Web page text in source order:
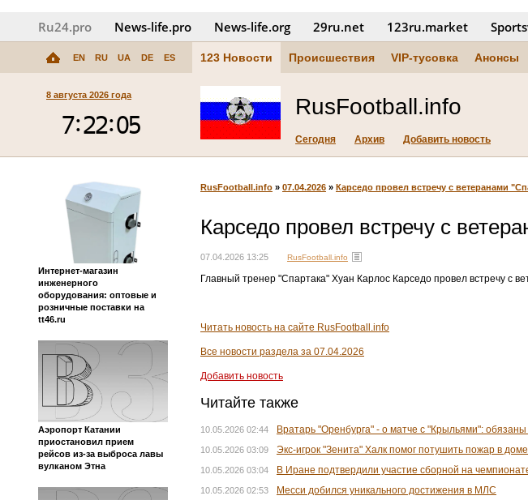
Ru24.pro News‑life.pro News‑life.org 29ru.net 123ru.market
EN RU UA DE ES 123 Новости Происшествия VIP-тусовка Анонсы
8 августа 2026 года RusFootball.info
Сегодня Архив Добавить новость
Интернет-магазин
инженерного
оборудования: оптовые и
розничные поставки на
tt46.ru
Аэропорт Катании
приостановил прием
рейсов из-за выброса лавы
вулканом Этна
RusFootball.info » 07.04.2026 » Карседо провел встречу с ветеранами
Карседо провел встречу с
07.04.2026 13:25 RusFootball.info
Главный тренер "Спартака" Хуан Карлос Карседо провел встречу с
Читать новость на сайте RusFootball.info
Все новости раздела за 07.04.2026
Добавить новость
Читайте также
10.05.2026 02:44 Вратарь "Оренбурга" - о матче с "Крыльями":
10.05.2026 03:09 Экс-игрок "Зенита" Халк помог потушить пожар в
10.05.2026 03:04 В Иране подтвердили участие сборной на
10.05.2026 02:53 Месси добился уникального достижения в МЛС